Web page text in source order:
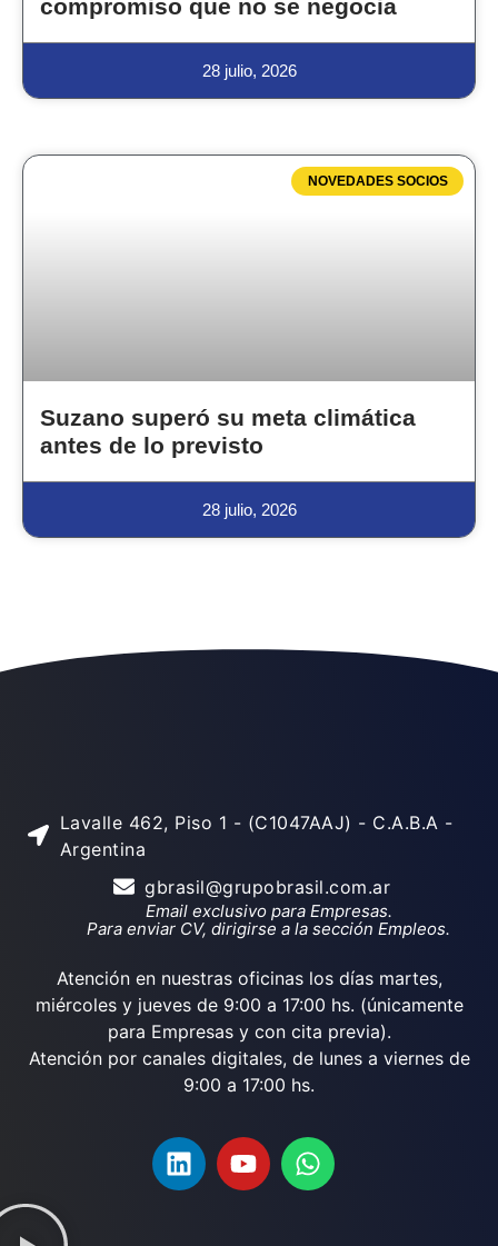
compromiso que no se negocia
28 julio, 2026
NOVEDADES SOCIOS
Suzano superó su meta climática
antes de lo previsto
28 julio, 2026
Lavalle 462, Piso 1 - (C1047AAJ) - C.A.B.A -
Argentina
gbrasil@grupobrasil.com.ar
Email exclusivo para Empresas.
Para enviar CV, dirigirse a la sección Empleos.
Atención en nuestras oficinas los días martes,
miércoles y jueves de 9:00 a 17:00 hs. (únicamente
para Empresas y con cita previa).
Atención por canales digitales, de lunes a viernes de
9:00 a 17:00 hs.